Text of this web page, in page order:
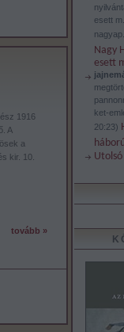
1916
A
a
kir. 10.
tovább »
esett
Nagy
esett
ket-
20:23)
Utolsó